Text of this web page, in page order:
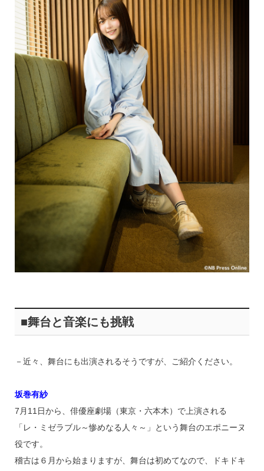
■舞台と音楽にも挑戦
－近々、舞台にも出演されるそうですが、ご紹介ください。
坂巻有紗
7月11日から、俳優座劇場（東京・六本木）で上演される
「レ・ミゼラブル～惨めなる人々～」という舞台のエポニーヌ
役です。
稽古は６月から始まりますが、舞台は初めてなので、ドキドキ